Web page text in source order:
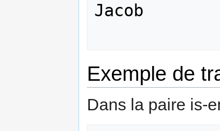
Jacob
Exemple de
Dans la paire is-